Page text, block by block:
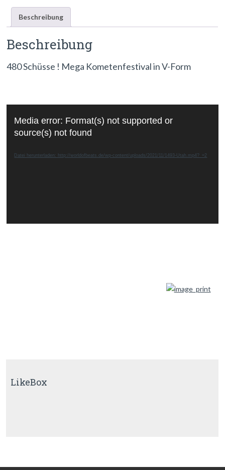
Beschreibung
Beschreibung
480 Schüsse ! Mega Kometenfestival in V-Form
Player
Media error: Format(s) not supported or
source(s) not found
Datei herunterladen: http://worldofbeats.de/wp-content/uploads/2021/11/1493-Utah.mp4?_=2
LikeBox